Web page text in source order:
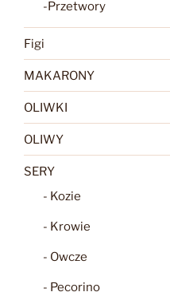
-Przetwory
Figi
MAKARONY
OLIWKI
OLIWY
SERY
- Kozie
- Krowie
- Owcze
- Pecorino